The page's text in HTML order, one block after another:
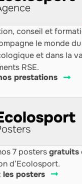
conseil et
le monde
et dans la
RSE.
prestations
7 postersgratuits
d’Ecolosport.
les posters